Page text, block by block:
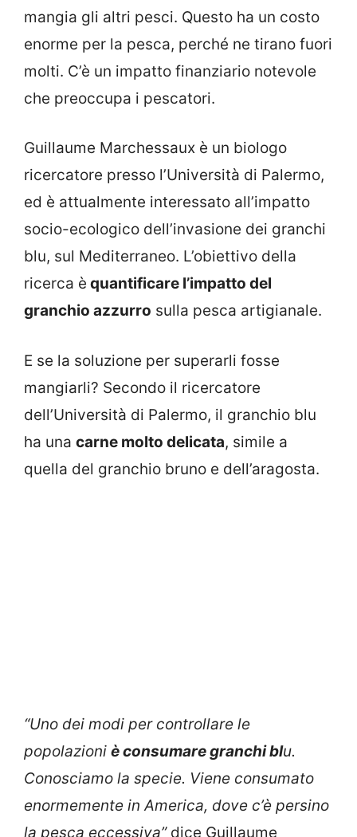
mangia gli altri pesci. Questo ha un costo
enorme per la pesca, perché ne tirano fuori
molti. C’è un impatto finanziario notevole
che preoccupa i pescatori.
Guillaume Marchessaux è un biologo
ricercatore presso l’Università di Palermo,
ed è attualmente interessato all’impatto
socio-ecologico dell’invasione dei granchi
blu, sul Mediterraneo. L’obiettivo della
ricerca è quantificare l’impatto del
granchio azzurro sulla pesca artigianale.
E se la soluzione per superarli fosse
mangiarli? Secondo il ricercatore
dell’Università di Palermo, il granchio blu
ha una carne molto delicata, simile a
quella del granchio bruno e dell’aragosta.
“Uno dei modi per controllare le
popolazioni è consumare granchi blu.
Conosciamo la specie. Viene consumato
enormemente in America, dove c’è persino
la pesca eccessiva”dice Guillaume